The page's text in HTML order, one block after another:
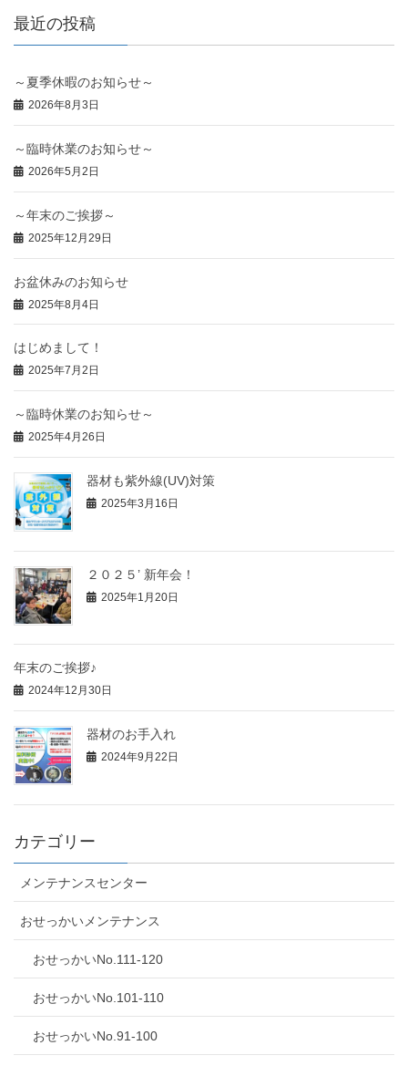
最近の投稿
～夏季休暇のお知らせ～
2026年8月3日
～臨時休業のお知らせ～
2026年5月2日
～年末のご挨拶～
2025年12月29日
お盆休みのお知らせ
2025年8月4日
はじめまして！
2025年7月2日
～臨時休業のお知らせ～
2025年4月26日
器材も紫外線(UV)対策
2025年3月16日
２０２５’ 新年会！
2025年1月20日
年末のご挨拶♪
2024年12月30日
器材のお手入れ
2024年9月22日
カテゴリー
メンテナンスセンター
おせっかいメンテナンス
おせっかいNo.111-120
おせっかいNo.101-110
おせっかいNo.91-100